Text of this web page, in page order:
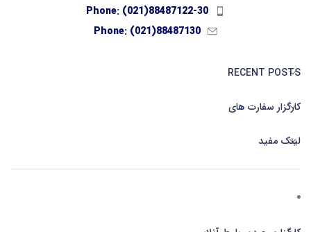
Phone: (021)88487122-30
Phone: (021)88487130
RECENT POSTS
کارگزار سفارت های
لینک مفید